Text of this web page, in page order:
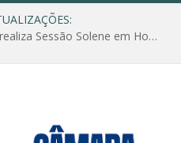
Câmara Municipal de Colares realiza Sessão Solene em Homenagem ao Dia das Mães